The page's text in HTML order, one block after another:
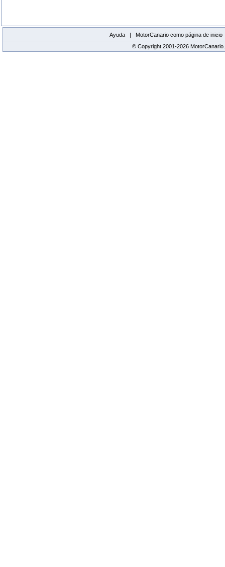
Ayuda | MotorCanario como página de inicio
© Copyright 2001-2026